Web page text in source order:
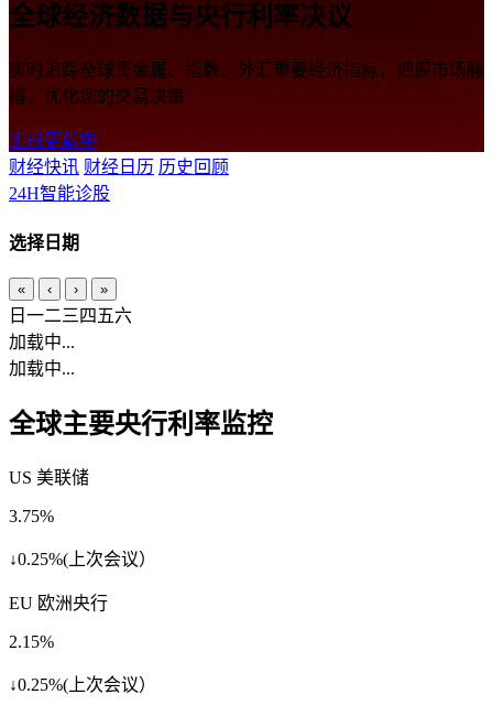
全球经济数据与央行利率决议
实时追踪全球贵金属、指数、外汇重要经济指标，把握市场脉
搏，优化您的交易决策
实时更新中
财经快讯 财经日历 历史回顾
24H智能诊股
选择日期
« ‹ › »
日 一二三 四 五六
加载中...
加载中...
全球主要央行利率监控
US 美联储
3.75%
↓0.25%(上次会议）
EU 欧洲央行
2.15%
↓0.25%(上次会议）